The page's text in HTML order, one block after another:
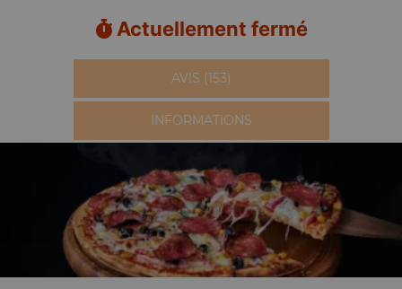
Actuellement fermé
AVIS (153)
INFORMATIONS